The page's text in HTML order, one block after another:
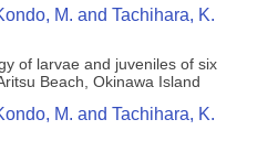
M. and Tachihara, K.
of larvae and juveniles of six
Beach, Okinawa Island
M. and Tachihara, K.